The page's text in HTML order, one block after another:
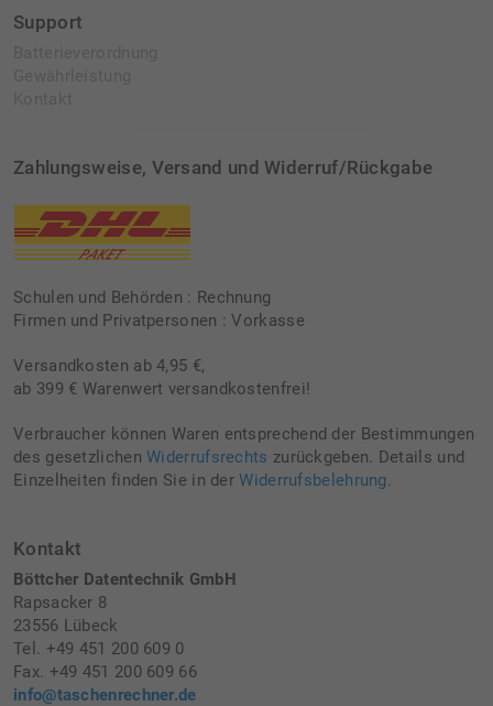
Support
Zahlungsweise, Versand und Widerruf/Rückgabe
Schulen und Behörden : Rechnung
Firmen und Privatpersonen : Vorkasse
Versandkosten ab 4,95 €,
ab 399 € Warenwert versandkostenfrei!
Verbraucher können Waren entsprechend der Bestimmungen
des gesetzlichenWiderrufsrechts zurückgeben. Details und
Einzelheiten finden Sie in derWiderrufsbelehrung.
Kontakt
Böttcher Datentechnik GmbH
Rapsacker 8
23556 Lübeck
Tel. +49 451 200 609 0
Fax. +49 451 200 609 66
info@taschenrechner.de